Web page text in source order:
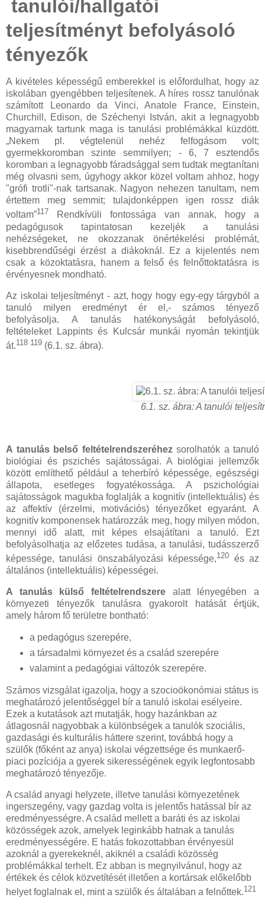
tanulói/hallgatói
teljesítményt befolyásoló
tényezők
A kivételes képességű emberekkel is előfordulhat, hogy az
iskolában gyengébben teljesítenek. A híres rossz tanulónak
számított Leonardo da Vinci, Anatole France, Einstein,
Churchill, Edison, de Széchenyi István, akit a legnagyobb
magyarnak tartunk maga is tanulási problémákkal küzdött.
„Nekem pl. végtelenül nehéz felfogásom volt;
gyermekkoromban szinte semmilyen; - 6, 7 esztendős
koromban a legnagyobb fáradsággal sem tudtak megtanítani
még olvasni sem, úgyhogy akkor közel voltam ahhoz, hogy
"grófi trotli"-nak tartsanak. Nagyon nehezen tanultam, nem
értettem meg semmit; tulajdonképpen igen rossz diák
voltam”117 Rendkívüli fontossága van annak, hogy a
pedagógusok tapintatosan kezeljék a tanulási
nehézségeket, ne okozzanak önértékelési problémát,
kisebbrendűségi érzést a diákoknál. Ez a kijelentés nem
csak a közoktatásra, hanem a felső és felnőttoktatásra is
érvényesnek mondható.
Az iskolai teljesítményt - azt, hogy hogy egy-egy tárgyból a
tanuló milyen eredményt ér el,- számos tényező
befolyásolja. A tanulás hatékonyságát befolyásoló,
feltételeket Lappints és Kulcsár munkái nyomán tekintjük
át.118 119 (6.1. sz. ábra).
6.1. sz. ábra: A tanulói
A tanulás belső feltételrendszeréhezsorolhatók a tanuló
biológiai és pszichés sajátosságai. A biológiai jellemzők
között említhető például a teherbíró képessége, egészségi
állapota, esetleges fogyatékossága. A pszichológiai
sajátosságok magukba foglalják a kognitív (intellektuális) és
az affektív (érzelmi, motivációs) tényezőket egyaránt. A
kognitív komponensek határozzák meg, hogy milyen módon,
mennyi idő alatt, mit képes elsajátítani a tanuló. Ezt
befolyásolhatja az előzetes tudása, a tanulási, tudásszerző
képessége, tanulási önszabályozási képessége,120 és az
általános (intellektuális) képességei.
A tanulás külső feltételrendszere alatt lényegében a
környezeti tényezők tanulásra gyakorolt hatását értjük,
amely három fő területre bontható:
a pedagógus szerepére,
a társadalmi környezet és a család szerepére
valamint a pedagógiai változók szerepére.
Számos vizsgálat igazolja, hogy a szocioökonómiai státus is
meghatározó jelentőséggel bír a tanuló iskolai esélyeire.
Ezek a kutatások azt mutatják, hogy hazánkban az
átlagosnál nagyobbak a különbségek a tanulók szociális,
gazdasági és kulturális háttere szerint, továbbá hogy a
szülők (főként az anya) iskolai végzettsége és munkaerő-
piaci pozíciója a gyerek sikerességének egyik legfontosabb
meghatározó tényezője.
A család anyagi helyzete, illetve tanulási környezetének
ingerszegény, vagy gazdag volta is jelentős hatással bír az
eredményességre. A család mellett a baráti és az iskolai
közösségek azok, amelyek leginkább hatnak a tanulás
eredményességére. E hatás fokozottabban érvényesül
azoknál a gyerekeknél, akiknél a családi közösség
problémákkal terhelt. Ez abban is megnyilvánul, hogy az
értékek és célok közvetítését illetően a kortársak előkelőbb
helyet foglalnak el, mint a szülők és általában a felnőttek.121